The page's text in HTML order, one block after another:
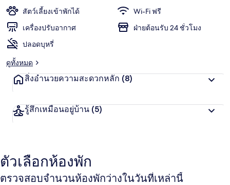
สัตว์เลี้ยงเข้าพักได้
Wi-Fi ฟรี
เครื่องปรับอากาศ
ฝ่ายต้อนรับ 24 ชั่วโมง
ปลอดบุหรี่
ดูทั้งหมด
สิ่งอำนวยความสะดวกหลัก (8)
รู้สึกเหมือนอยู่บ้าน (5)
ตัวเลือกห้องพัก
ตรวจสอบจำนวนห้องพักว่างในวันที่เหล่านี้